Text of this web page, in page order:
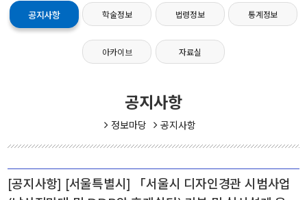
공지사항 학술정보 법령정보 통계정보
아카이브 자료실
공지사항
정보마당 공지사항
[공지사항] [서울특별시] 「서울시 디자인경관 시범사업